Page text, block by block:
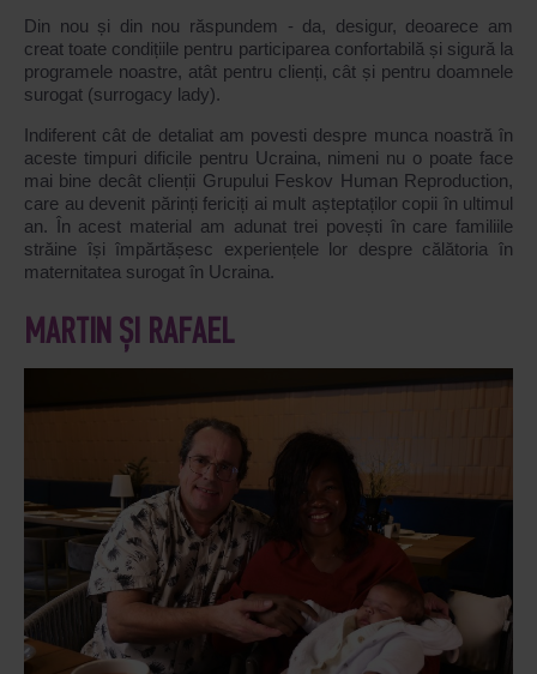
Din nou și din nou răspundem - da, desigur, deoarece am
creat toate condițiile pentru participarea confortabilă și sigură la
programele noastre, atât pentru clienți, cât și pentru doamnele
surogat (surrogacy lady).
Indiferent cât de detaliat am povesti despre munca noastră în
aceste timpuri dificile pentru Ucraina, nimeni nu o poate face
mai bine decât clienții Grupului Feskov Human Reproduction,
care au devenit părinți fericiți ai mult așteptaților copii în ultimul
an. În acest material am adunat trei povești în care familiile
străine își împărtășesc experiențele lor despre călătoria în
maternitatea surogat în Ucraina.
MARTIN ȘI RAFAEL